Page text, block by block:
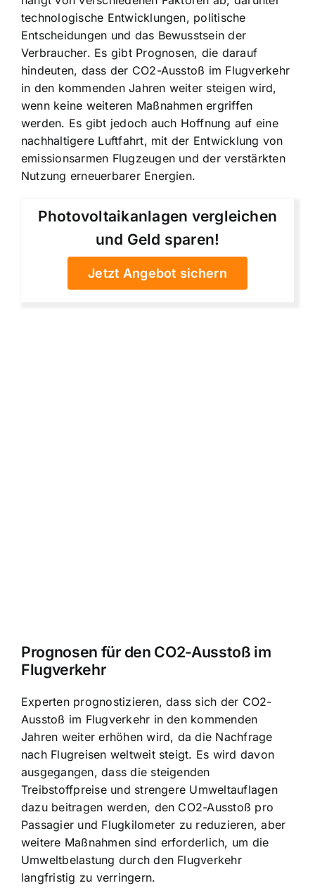
technologische Entwicklungen, politische
Entscheidungen und das Bewusstsein der
Verbraucher. Es gibt Prognosen, die darauf
hindeuten, dass der CO2-Ausstoß im Flugverkehr
in den kommenden Jahren weiter steigen wird,
wenn keine weiteren Maßnahmen ergriffen
werden. Es gibt jedoch auch Hoffnung auf eine
nachhaltigere Luftfahrt, mit der Entwicklung von
emissionsarmen Flugzeugen und der verstärkten
Nutzung erneuerbarer Energien.
Photovoltaikanlagen vergleichen
und Geld sparen!
Jetzt Angebot sichern
Prognosen für den CO2-Ausstoß im
Flugverkehr
Experten prognostizieren, dass sich der CO2-
Ausstoß im Flugverkehr in den kommenden
Jahren weiter erhöhen wird, da die Nachfrage
nach Flugreisen weltweit steigt. Es wird davon
ausgegangen, dass die steigenden
Treibstoffpreise und strengere Umweltauflagen
dazu beitragen werden, den CO2-Ausstoß pro
Passagier und Flugkilometer zu reduzieren, aber
weitere Maßnahmen sind erforderlich, um die
Umweltbelastung durch den Flugverkehr
langfristig zu verringern.